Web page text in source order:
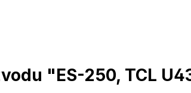
"ES-250, TCL